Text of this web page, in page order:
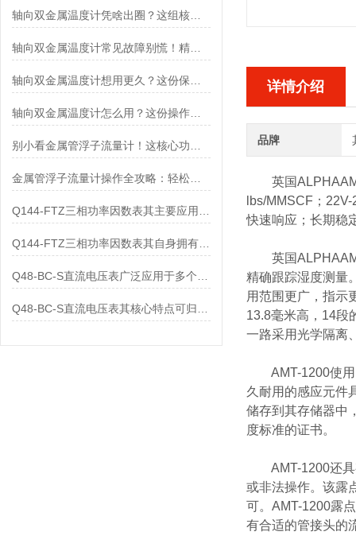
轴向双金属温度计凭啥出圈？这组核心特点给出了答案
轴向双金属温度计常见故障别慌！精准定位，轻松搞定难题
轴向双金属温度计怎么用？这份操作指南，新手也能快速拿捏！
金属管浮子流量计操作全攻略：轻松拿捏，精准掌控每一步！
Q144-FTZ三相功率因数表其自身拥有怎样的功能呢？
详情介绍
品牌
英国
lbs/MMSCF；
快速响应；长期稳
英国
精确跟踪湿度测量
用范围更广，指示
13.8毫米高，14段
一路采用光学隔离
AMT-1200使用
久耐用的感应元件
储存到其存储器中
度标准的证书。
AMT-1200还具
或非法操作。该露
可。AMT-1200露
有合适的管接头的